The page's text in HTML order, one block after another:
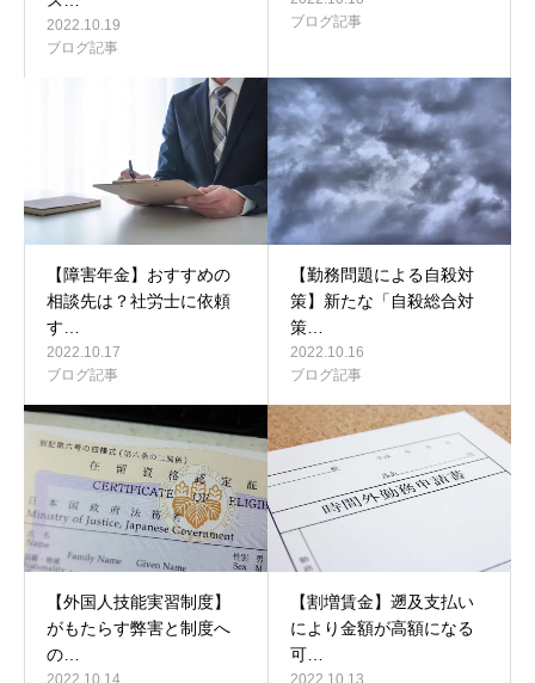
2022.10.19
ブログ記事
ブログ記事
【障害年金】おすすめの
相談先は？社労士に依頼
す…
2022.10.17
ブログ記事
【勤務問題による自殺対
策】新たな「自殺総合対
策…
2022.10.16
ブログ記事
【外国人技能実習制度】
がもたらす弊害と制度へ
の…
2022.10.14
【割増賃金】遡及支払い
により金額が高額になる
可…
2022.10.13